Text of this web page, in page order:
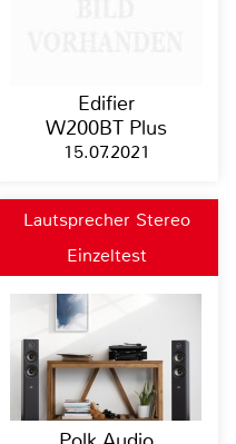
Edifier
W200BT Plus
15.07.2021
Lautsprecher Stereo
Einzeltest